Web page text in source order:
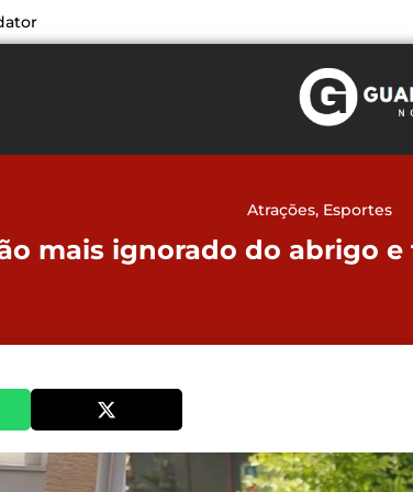
Atrações, Esportes
mais ignorado do abrigo